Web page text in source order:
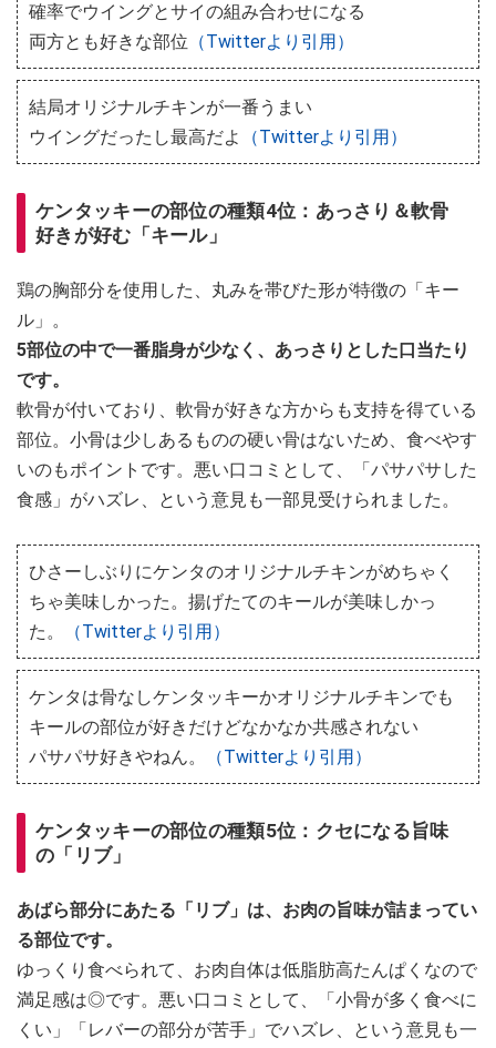
確率でウイングとサイの組み合わせになる
両方とも好きな部位 （Twitterより引用）
結局オリジナルチキンが一番うまい
ウイングだったし最高だよ
（Twitterより引用）
ケンタッキーの部位の種類4位：あっさり＆軟骨
好きが好む「キール」
鶏の胸部分を使用した、丸みを帯びた形が特徴の「キー
ル」。
5部位の中で一番脂身が少なく、あっさりとした口当たり
です。
軟骨が付いており、軟骨が好きな方からも支持を得ている
部位。小骨は少しあるものの硬い骨はないため、食べやす
いのもポイントです。悪い口コミとして、「パサパサした
食感」がハズレ、という意見も一部見受けられました。
ひさーしぶりにケンタのオリジナルチキンがめちゃく
ちゃ美味しかった。揚げたてのキールが美味しかっ
た。
（Twitterより引用）
ケンタは骨なしケンタッキーかオリジナルチキンでも
キールの部位が好きだけどなかなか共感されない
パサパサ好きやねん。
（Twitterより引用）
ケンタッキーの部位の種類5位：クセになる旨味
の「リブ」
あばら部分にあたる「リブ」は、お肉の旨味が詰まってい
る部位です。
ゆっくり食べられて、お肉自体は低脂肪高たんぱくなので
満足感は◎です。悪い口コミとして、「小骨が多く食べに
くい」「レバーの部分が苦手」でハズレ、という意見も一